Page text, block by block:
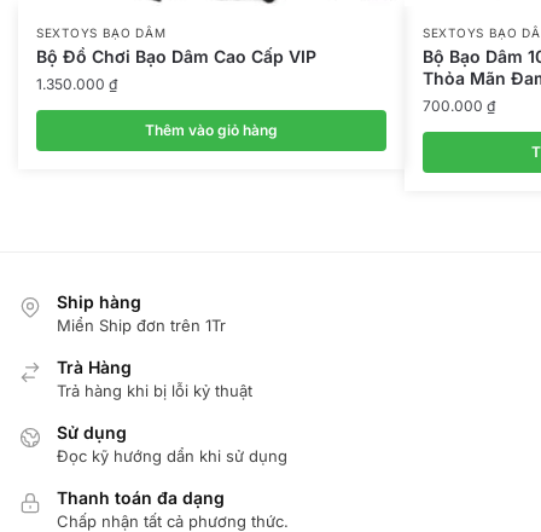
SEXTOYS BẠO DÂM
Bộ Đồ Chơi Bạo Dâm Cao Cấp VIP
1.350.000 ₫
Thêm vào giỏ hàng
SEXTOYS BẠO
Bộ Bạo Dâm
Thỏa Mãn
700.000 ₫
Ship hàng
Miển Ship đơn trên 1Tr
Trà Hàng
Trả hàng khi bị lỗi kỷ thuật
Sử dụng
Đọc kỹ hướng dẩn khi sử dụng
Thanh toán đa dạng
Chấp nhận tất cả phương thức.